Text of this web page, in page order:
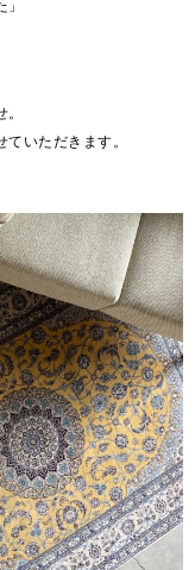
いただきます。